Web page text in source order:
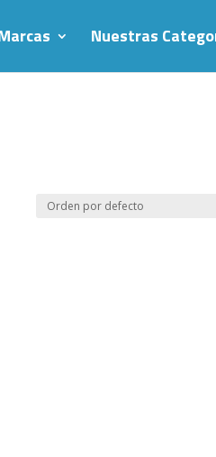
Nuestras